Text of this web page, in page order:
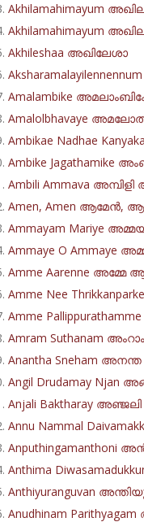
Akhilamahimayum
Akhilamahimayum
Akhileshaa അഖിലേശാ
Amalambike
Amalolbhavaye
Ambikae Nadhae
Ambike Jagathamike
Ambili Ammava
Amen, Amen ആമേൻ,
Ammayam Mariye
Ammaye O Ammaye
Amme Aarenne അമ്മേ
Amme Nee
Amme
Amram Suthanam
Anantha Sneham
Angil Drudamay
Anjali Baktharay
Annu Nammal
Anputhingamanthoni
Anthima
Anthiyuranguvan
Anudhinam